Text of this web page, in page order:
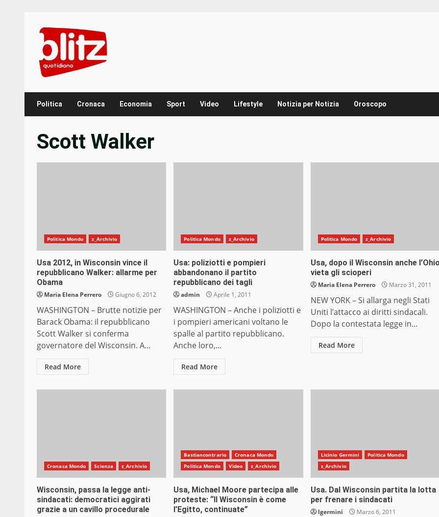
content
Politica Cronaca Economia Sport Video Lifestyle Notizia per Notizia Oroscopo
Scott Walker
Politica Mondo z_Archivio
Usa 2012, in Wisconsin vince il
repubblicano Walker: allarme per
Obama
Maria Elena Perrero Giugno 6, 2012
WASHINGTON – Brutte notizie per
Barack Obama: il repubblicano
Scott Walker si conferma
governatore del Wisconsin. A...
Read More
Politica Mondo z_Archivio
Usa: poliziotti e pompieri
abbandonano il partito
repubblicano dei tagli
admin Aprile 1, 2011
WASHINGTON – Anche i poliziotti e
i pompieri americani voltano le
spalle al partito repubblicano.
Anche loro,...
Read More
Politica Mondo z_Archivio
Usa, dopo il Wisconsin anche
vieta gli scioperi
Maria Elena Perrero Marzo 31, 2011
NEW YORK – Si allarga negli Stati
Uniti l’attacco ai diritti sindacali.
Dopo la contestata legge in...
Read More
Cronaca Mondo Scienza z_Archivio
Wisconsin, passa la legge anti-
sindacati: democratici aggirati
grazie a un cavillo procedurale
Bastiancontrario
Cronaca Mondo
Politica Mondo
Video z_Archivio
Usa, Michael Moore partecipa alle
proteste: “Il Wisconsin è come
l’Egitto, continuate”
Licinio Germini
Politica Mondo
z_Archivio
Usa. Dal Wisconsin partita la lotta
per frenare i sindacati
lgermini Marzo 6, 2011